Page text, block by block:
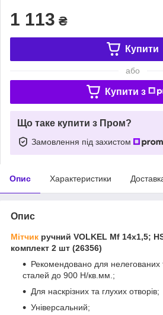
1 113 ₴
Купити
або
Купити з
Що таке купити з Пром?
Замовлення під захистом
Опис Характеристики
Опис
Мітчик ручний VOLKEL Мf 14х1,5;
комплект 2 шт (26356)
Рекомендовано для нелегованих
сталей до 900 Н/кв.мм.;
Для наскрізних та глухих отворів;
Універсальний;